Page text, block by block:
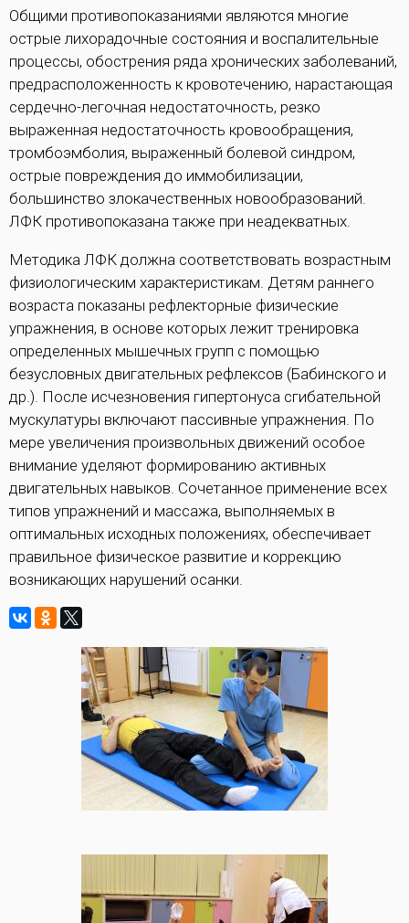
Общими противопоказаниями являются многие
острые лихорадочные состояния и воспалительные
процессы, обострения ряда хронических заболеваний,
предрасположенность к кровотечению, нарастающая
сердечно-легочная недостаточность, резко
выраженная недостаточность кровообращения,
тромбоэмболия, выраженный болевой синдром,
острые повреждения до иммобилизации,
большинство злокачественных новообразований.
ЛФК противопоказана также при неадекватных.
Методика ЛФК должна соответствовать возрастным
физиологическим характеристикам. Детям раннего
возраста показаны рефлекторные физические
упражнения, в основе которых лежит тренировка
определенных мышечных групп с помощью
безусловных двигательных рефлексов (Бабинского и
др.). После исчезновения гипертонуса сгибательной
мускулатуры включают пассивные упражнения. По
мере увеличения произвольных движений особое
внимание уделяют формированию активных
двигательных навыков. Сочетанное применение всех
типов упражнений и массажа, выполняемых в
оптимальных исходных положениях, обеспечивает
правильное физическое развитие и коррекцию
возникающих нарушений осанки.